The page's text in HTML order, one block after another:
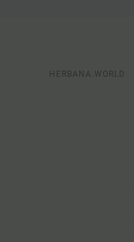
HERBANA.WORLD